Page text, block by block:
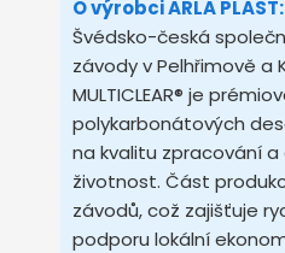
O výrobci ARLA PLAST:
Švédsko-česká
závody v Pelhřimově a
MULTICLEAR® je
polykarbonátových
na kvalitu zpracování
životnost. Část
závodů, což zajišťuje
podporu lokální